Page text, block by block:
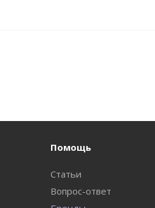
Помощь
Статьи
Вопрос-ответ